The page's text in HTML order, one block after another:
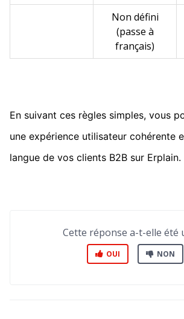
Non défini
(passe à
français)
En suivant ces règles simples, vous
une expérience utilisateur cohérente
langue de vos clients B2B sur Erplain.
Cette réponse a-t-elle été
OUI NON